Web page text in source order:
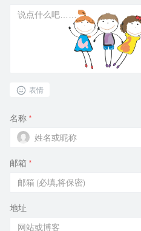
表情
名称 *
邮箱 *
地址